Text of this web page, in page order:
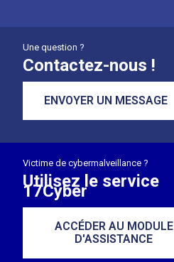
Une question ?
Contactez-nous !
ENVOYER UN MESSAGE
Victime de cybermalveillance ?
Utilisez le service
17Cyber
ACCÉDER AU MODULE
D'ASSISTANCE